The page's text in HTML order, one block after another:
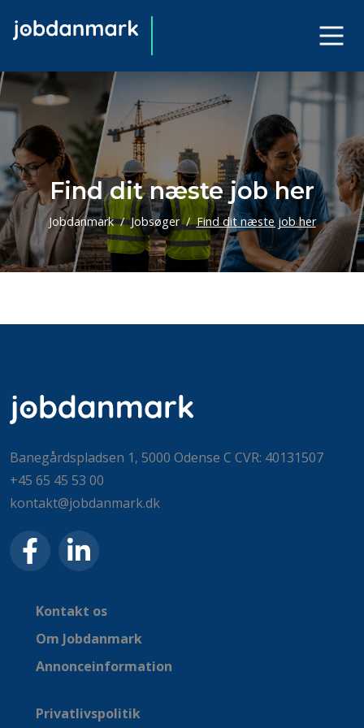
Find dit næste job her
Jobdanmark Jobsøger Find dit næste job her
Banegårdspladsen 1, 5000 Odense C CVR: 40131507
+45 65 45 53 00
kontakt@jobdanmark.dk
Kontakt os
Om Jobdanmark
Annonceinformation
Privatlivspolitik